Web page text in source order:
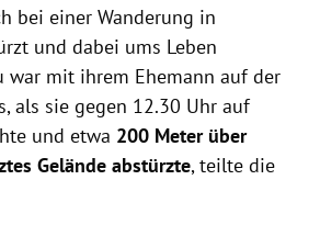
bei einer Wanderung in
und dabei ums Leben
war mit ihrem Ehemann auf der
als sie gegen 12.30 Uhr auf
und etwa 200 Meter über
Gelände abstürzte, teilte die